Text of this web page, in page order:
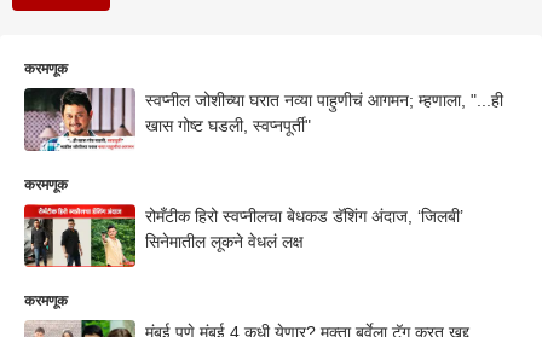
करमणूक
स्वप्नील जोशीच्या घरात नव्या पाहुणीचं आगमन; म्हणाला, "...ही
खास गोष्ट घडली, स्वप्नपूर्ती"
करमणूक
रोमँटीक हिरो स्वप्नीलचा बेधकड डॅशिंग अंदाज, ‘जिलबी’
सिनेमातील लूकने वेधलं लक्ष
करमणूक
मुंबई पुणे मुंबई 4 कधी येणार? मुक्ता बर्वेला टॅग करत खुद्द